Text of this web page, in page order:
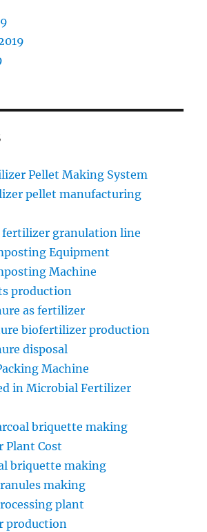
Pellet Making System
pellet manufacturing
fertilizer granulation line
Equipment
Machine
production
as fertilizer
biofertilizer production
disposal
Machine
in Microbial Fertilizer
briquette making
Plant Cost
briquette making
making
plant
production